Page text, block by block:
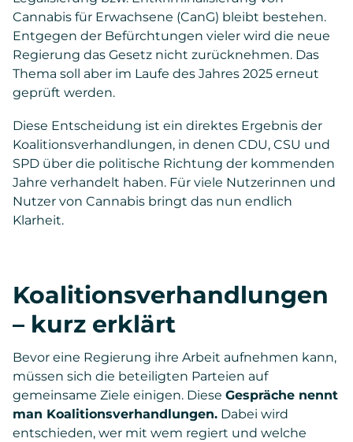
Cannabis für Erwachsene (CanG) bleibt bestehen.
Entgegen der Befürchtungen vieler wird die neue
Regierung das Gesetz nicht zurücknehmen. Das
Thema soll aber im Laufe des Jahres 2025 erneut
geprüft werden.
Diese Entscheidung ist ein direktes Ergebnis der
Koalitionsverhandlungen, in denen CDU, CSU und
SPD über die politische Richtung der kommenden
Jahre verhandelt haben. Für viele Nutzerinnen und
Nutzer von Cannabis bringt das nun endlich
Klarheit.
Koalitionsverhandlungen
– kurz erklärt
Bevor eine Regierung ihre Arbeit aufnehmen kann,
müssen sich die beteiligten Parteien auf
gemeinsame Ziele einigen. Diese Gespräche nennt
man Koalitionsverhandlungen. Dabei wird
entschieden, wer mit wem regiert und welche